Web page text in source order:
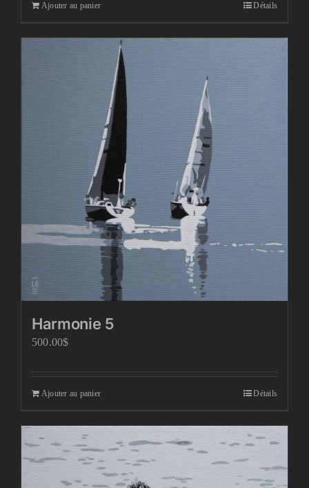
Ajouter au panier Détails
Harmonie 5
500.00$
Ajouter au panier Détails